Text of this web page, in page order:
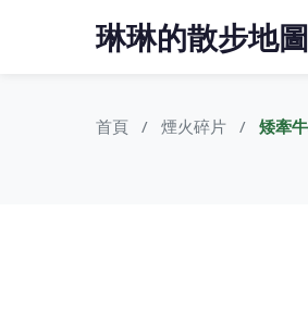
琳琳的散步地圖
首頁 煙火碎片 矮牽